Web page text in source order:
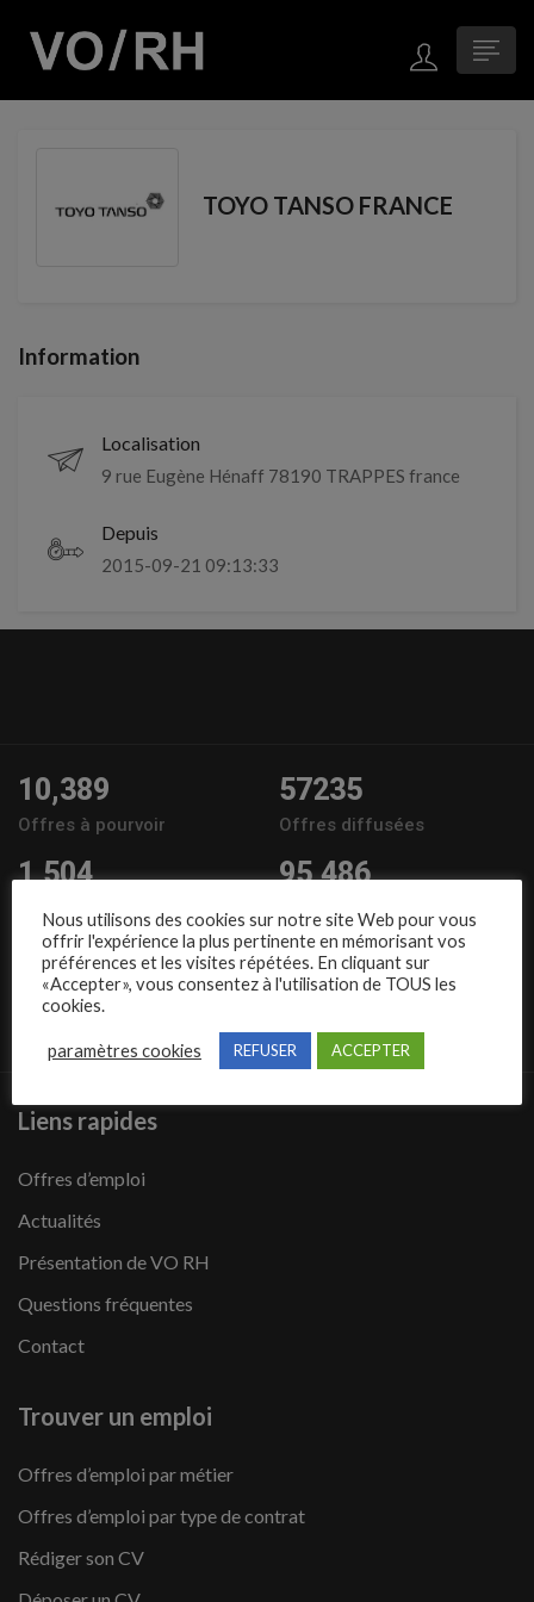
TOYO TANSO FRANCE
Information
Localisation
9 rue Eugène Hénaff 78190 TRAPPES france
Depuis
2015-09-21 09:13:33
10,389
Offres à pourvoir
57235
Offres diffusées
1,504
Entreprises
95,486
Candidats
Nous suivre
Liens rapides
Offres d’emploi
Actualités
Présentation de VO RH
Questions fréquentes
Contact
Trouver un emploi
Offres d’emploi par métier
Offres d’emploi par type de contrat
Rédiger son CV
Nous utilisons des cookies sur notre site Web pour vous
offrir l'expérience la plus pertinente en mémorisant vos
préférences et les visites répétées. En cliquant sur
«Accepter», vous consentez à l'utilisation de TOUS les
cookies.
paramètres cookies REFUSER ACCEPTER